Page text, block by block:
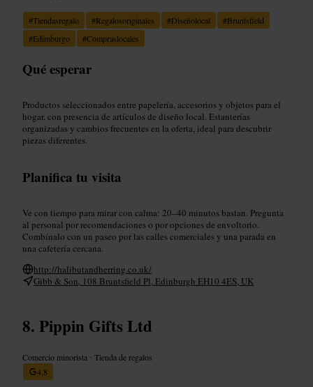
#Tiendasregalo #Regalosoriginales #Diseñolocal #Bruntsfield
#Edimburgo #Compraslocales
Qué esperar
Productos seleccionados entre papelería, accesorios y objetos para el
hogar, con presencia de artículos de diseño local. Estanterías
organizadas y cambios frecuentes en la oferta, ideal para descubrir
piezas diferentes.
Planifica tu visita
Ve con tiempo para mirar con calma: 20–40 minutos bastan. Pregunta
al personal por recomendaciones o por opciones de envoltorio.
Combínalo con un paseo por las calles comerciales y una parada en
una cafetería cercana.
http://halibutandherring.co.uk/
Gibb & Son, 108 Bruntsfield Pl, Edinburgh EH10 4ES, UK
Pippin Gifts Ltd
Comercio minorista •Tienda de regalos
4,8